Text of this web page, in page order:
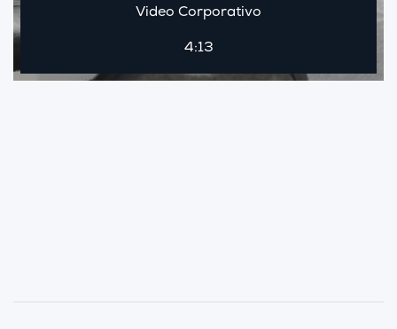
Video Corporativo
4:13